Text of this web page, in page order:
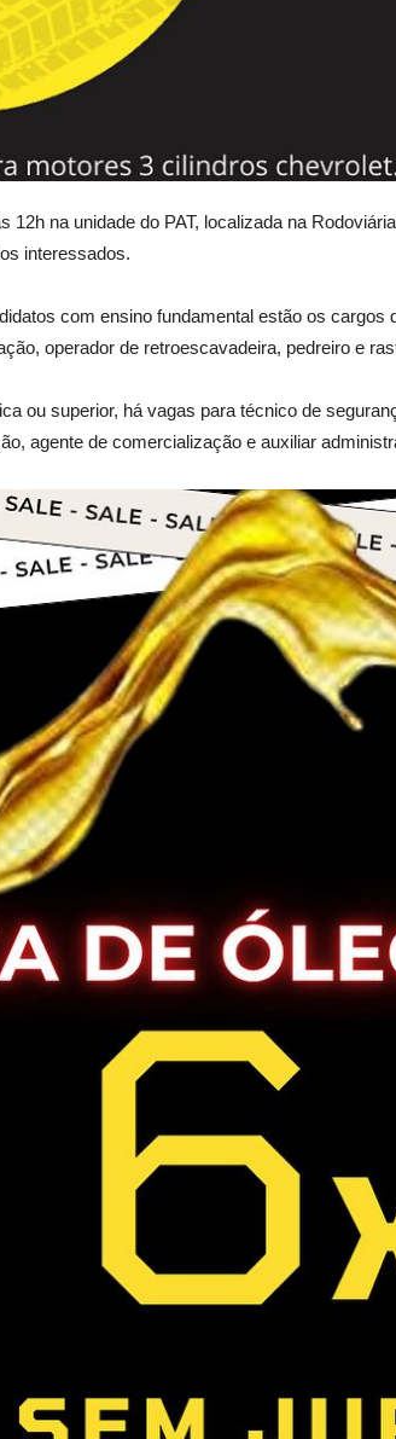
12h na unidade do PAT, localizada na
interessados.
com ensino fundamental estão os
operador de retroescavadeira, pedreiro e
ou superior, há vagas para técnico de
agente de comercialização e auxiliar